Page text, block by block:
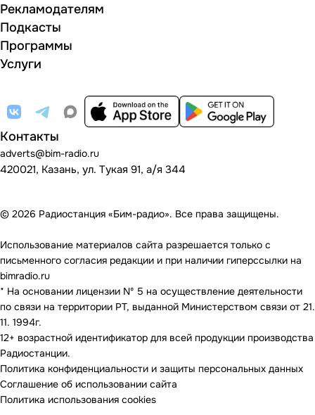
Рекламодателям
Подкасты
Программы
Услуги
Контакты
adverts@bim-radio.ru
420021, Казань, ул. Тукая 91, а/я 344
© 2026 Радиостанция «Бим-радио». Все права защищены.
Использование материалов сайта разрешается только с
письменного согласия редакции и при наличии гиперссылки на
bimradio.ru
* На основании лицензии Nº 5 на осуществление деятельности
по связи на территории РТ, выданной Министерством связи от 21.
11. 1994г.
12+ возрастной идентификатор для всей продукции производства
Радиостанции.
Политика конфиденциальности и защиты персональных данных
Соглашение об использовании сайта
Политика использования cookies